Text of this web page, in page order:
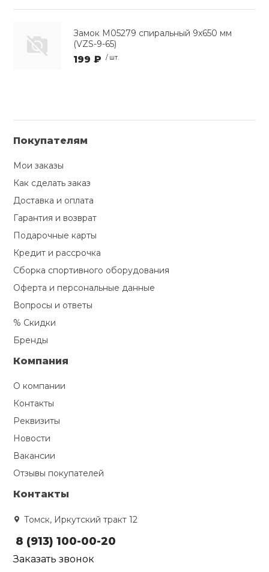
Замок M05279 спиральный 9х650 мм
(VZS-9-65)
199 ₽ / шт.
Покупателям
Мои заказы
Как сделать заказ
Доставка и оплата
Гарантия и возврат
Подарочные карты
Кредит и рассрочка
Сборка спортивного оборудования
Оферта и персональные данные
Вопросы и ответы
% Скидки
Бренды
Компания
О компании
Контакты
Реквизиты
Новости
Вакансии
Отзывы покупателей
Контакты
Томск, Иркутский тракт 12
8 (913) 100-00-20
Заказать звонок